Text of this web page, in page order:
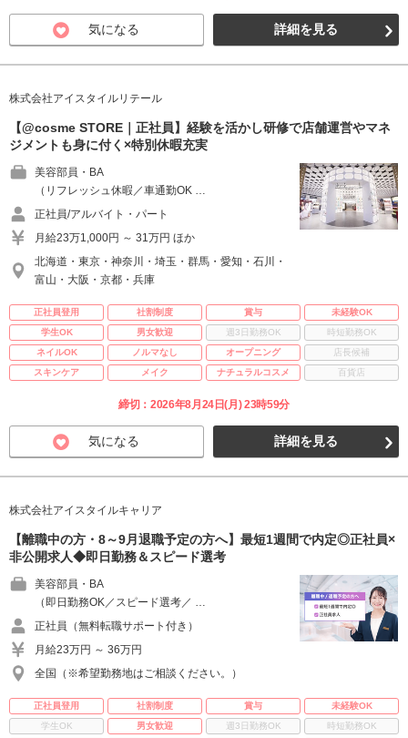
気になる 詳細を見る
株式会社アイスタイルリテール
【@cosme STORE｜正社員】経験を活かし研修で店舗運営やマネ
ジメントも身に付く×特別休暇充実
美容部員・BA
（リフレッシュ休暇／車通勤OK …
正社員/アルバイト・パート
月給23万1,000円 ～ 31万円 ほか
北海道・東京・神奈川・埼玉・群馬・愛知・石川・
富山・大阪・京都・兵庫
正社員登用 社割制度 賞与
未経験OK
学生OK
男女歓迎 週3日勤務OK
時短勤務OK
ネイルOK
ノルマなし オープニング
店長候補
スキンケア
メイク ナチュラルコスメ 百貨店
締切：2026年8月24日(月) 23時59分
気になる 詳細を見る
株式会社アイスタイルキャリア
【離職中の方・8～9月退職予定の方へ】最短1週間で内定◎正社員×
非公開求人◆即日勤務＆スピード選考
美容部員・BA
（即日勤務OK／スピード選考／ …
正社員（無料転職サポート付き）
月給23万円 ～ 36万円
全国（※希望勤務地はご相談ください。）
正社員登用 社割制度 賞与
未経験OK
学生OK
男女歓迎 週3日勤務OK
時短勤務OK